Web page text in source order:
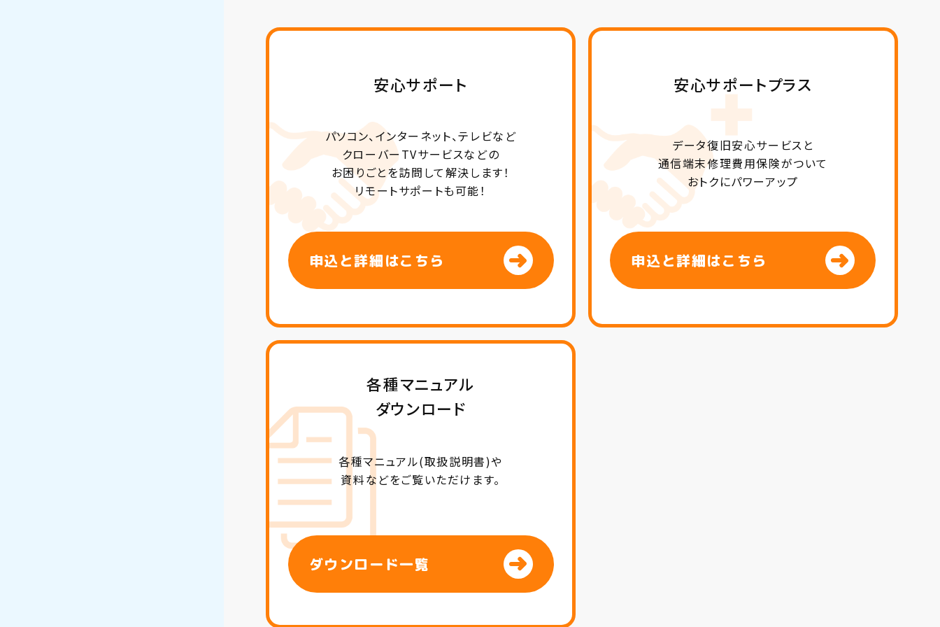
安心サポート
パソコン、インターネット、テレビなど
クローバーTVサービスなどの
お困りごとを訪問して解決します！
リモートサポートも可能！
申込と詳細はこちら
安心サポートプラス
データ復旧安心サービスと
通信端末修理費用保険がついて
おトクにパワーアップ
申込と詳細はこちら
各種マニュアル
ダウンロード
各種マニュアル(取扱説明書)や
資料などをご覧いただけます。
ダウンロード一覧